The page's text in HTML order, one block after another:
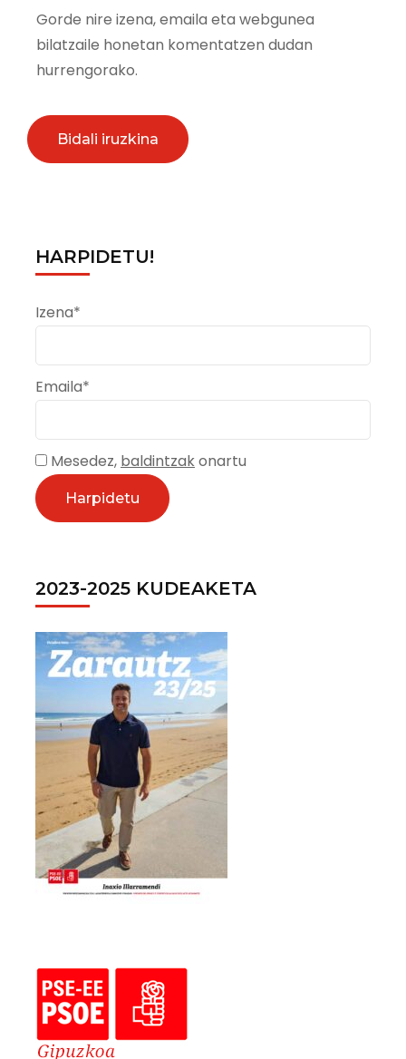
Gorde nire izena, emaila eta webgunea
bilatzaile honetan komentatzen dudan
hurrengorako.
HARPIDETU!
Izena*
Emaila*
Mesedez, baldintzakonartu
2023-2025 KUDEAKETA